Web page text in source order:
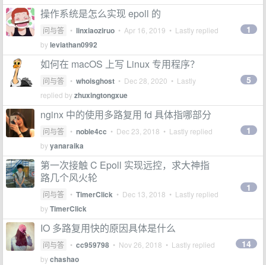
操作系统是怎么实现 epoll 的
问与答 • linxiaoziruo • Apr 16, 2019 • Lastly replied
byleviathan0992
1
如何在 macOS 上写 Linux 专用程序？
问与答 • whoisghost • Dec 28, 2020 • Lastly
replied byzhuxingtongxue
5
nginx 中的使用多路复用 fd 具体指哪部分
问与答 • noble4cc • Dec 23, 2018 • Lastly replied
byyanaraika
1
第一次接触 C Epoll 实现远控，求大神指
路几个风火轮
问与答 • TimerClick • Dec 13, 2018 • Lastly replied
byTimerClick
1
IO 多路复用快的原因具体是什么
问与答 • cc959798 • Nov 26, 2018 • Lastly replied
bychashao
14